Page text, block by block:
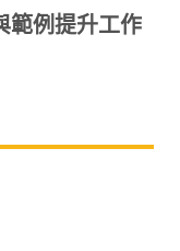
例提升工作